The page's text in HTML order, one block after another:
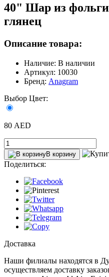
40" Шар из фольги
глянец
Описание товара:
Наличие: В наличии
Артикул: 10030
Бренд: Anagram
Выбор Цвет:
80 AED
В корзину
Поделиться:
Доставка
Наши филиалы находятся в
осуществляем доставку